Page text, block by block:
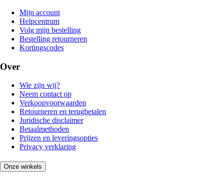
Mijn account
Helpcentrum
Volg mijn bestelling
Bestelling retourneren
Kortingscodes
Over
Wie zijn wij?
Neem contact op
Verkoopvoorwaarden
Retourneren en terugbetalen
Juridische disclaimer
Betaalmethoden
Prijzen en leveringsopties
Privacy verklaring
Onze winkels